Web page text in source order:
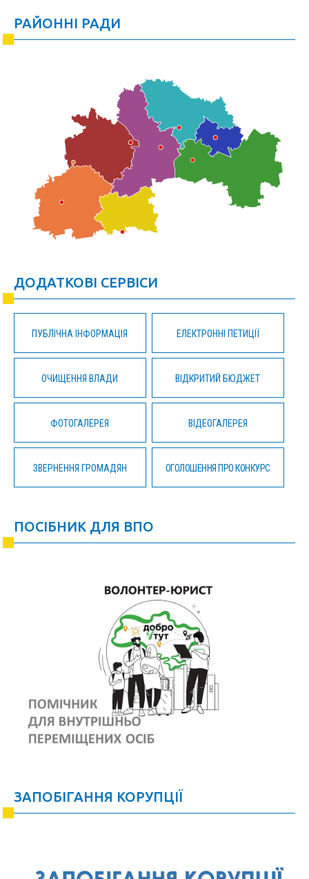
РАЙОННІ РАДИ
ДОДАТКОВІ СЕРВІСИ
ПУБЛІЧНА ІНФОРМАЦІЯ ЕЛЕКТРОННІ ПЕТИЦІЇ
ОЧИЩЕННЯ ВЛАДИ ВІДКРИТИЙ БЮДЖЕТ
ФОТОГАЛЕРЕЯ ВІДЕОГАЛЕРЕЯ
ЗВЕРНЕННЯ ГРОМАДЯН ОГОЛОШЕННЯ ПРО КОНКУРС
ПОСІБНИК ДЛЯ ВПО
ЗАПОБІГАННЯ КОРУПЦІЇ